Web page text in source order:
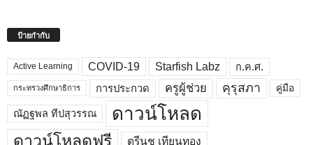
ป้ายกำกับ
Active Learning COVID-19 Starfish Labz ก.ค.ศ.
กระทรวงศึกษาธิการ การประกวด ครูผู้ช่วย คุรุสภา คู่มือ
ณัฏฐพล ทีปสุวรรณ ดาวน์โหลด
ดาวน์โหลดฟรี ตรีนุช เทียนทอง